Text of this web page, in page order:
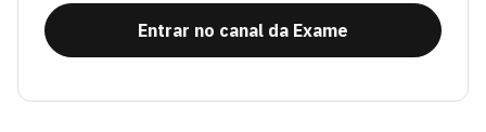
Entrar no canal da Exame